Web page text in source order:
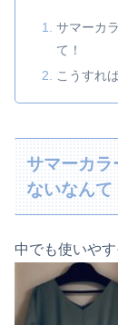
サマーカ
て！
こうすれ
サマーカラ
ないなんて
中でも使いや